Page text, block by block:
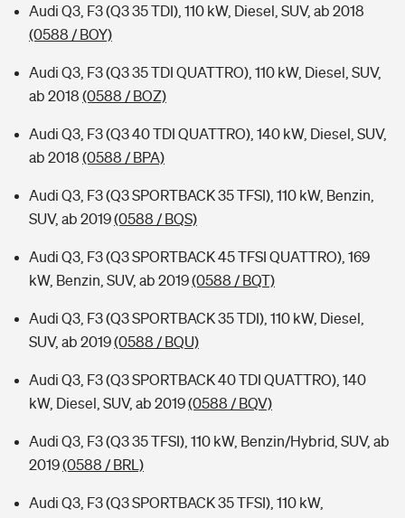
Audi Q3, F3 (Q3 35 TDI), 110 kW, Diesel, SUV, ab 2018
(0588 / BOY)
Audi Q3, F3 (Q3 35 TDI QUATTRO), 110 kW, Diesel, SUV,
ab 2018 (0588 / BOZ)
Audi Q3, F3 (Q3 40 TDI QUATTRO), 140 kW, Diesel, SUV,
ab 2018 (0588 / BPA)
Audi Q3, F3 (Q3 SPORTBACK 35 TFSI), 110 kW, Benzin,
SUV, ab 2019(0588 / BQS)
Audi Q3, F3 (Q3 SPORTBACK 45 TFSI QUATTRO), 169
kW, Benzin, SUV, ab 2019(0588 / BQT)
Audi Q3, F3 (Q3 SPORTBACK 35 TDI), 110 kW, Diesel,
SUV, ab 2019(0588 / BQU)
Audi Q3, F3 (Q3 SPORTBACK 40 TDI QUATTRO), 140
kW, Diesel, SUV, ab 2019(0588 / BQV)
Audi Q3, F3 (Q3 35 TFSI), 110 kW, Benzin/Hybrid, SUV, ab
2019(0588 / BRL)
Audi Q3, F3 (Q3 SPORTBACK 35 TFSI), 110 kW,